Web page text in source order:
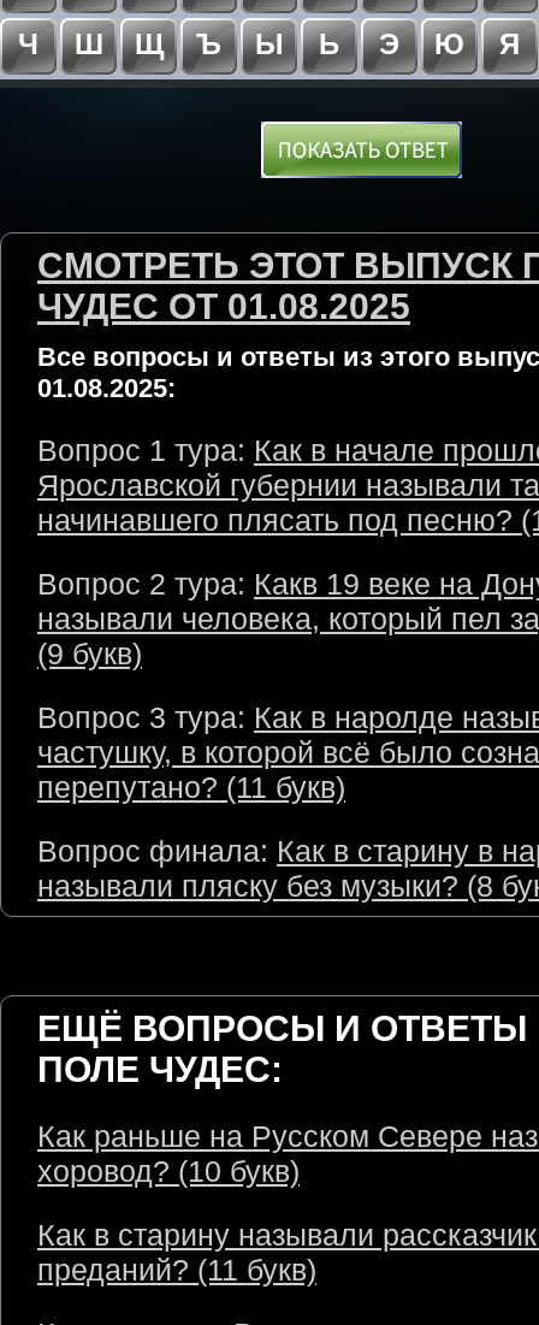
Ч
Ш Щ Ъ Ы Ь Э Ю Я
СМОТРЕТЬ ЭТОТ ВЫПУСК
ЧУДЕС ОТ 01.08.2025
Все вопросы и ответы из этого
01.08.2025:
Вопрос 1 тура: Как в начале
Ярославской губернии называли
начинавшего плясать под песню?
Вопрос 2 тура: Какв 19 веке на
называли человека, который пел
(9 букв)
Вопрос 3 тура: Как в наролде
частушку, в которой всё было
перепутано? (11 букв)
Вопрос финала: Как в старину в
называли пляску без музыки? (8
ЕЩЁ ВОПРОСЫ И ОТВЕТЫ
ПОЛЕ ЧУДЕС:
Как раньше на Русском Севере
хоровод? (10 букв)
Как в старину называли
преданий? (11 букв)